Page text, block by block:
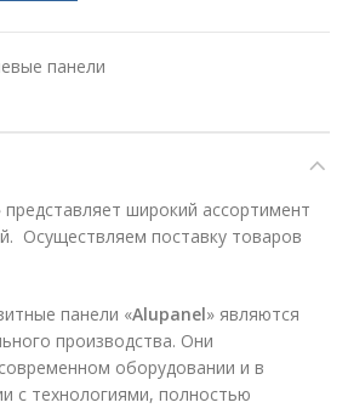
панели
представляет широкий ассортимент
Осуществляем поставку товаров
панели «Alupanel» являются
производства. Они
оборудовании и в
с технологиями, полностью